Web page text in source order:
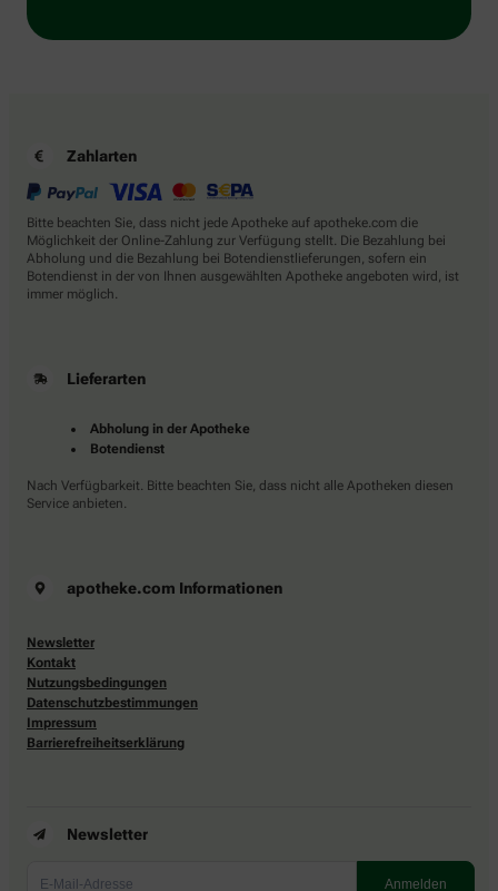
Zahlarten
Bitte beachten Sie, dass nicht jede Apotheke auf apotheke.com die
Möglichkeit der Online-Zahlung zur Verfügung stellt. Die Bezahlung bei
Abholung und die Bezahlung bei Botendienstlieferungen, sofern ein
Botendienst in der von Ihnen ausgewählten Apotheke angeboten wird, ist
immer möglich.
Lieferarten
Abholung in der Apotheke
Botendienst
Nach Verfügbarkeit. Bitte beachten Sie, dass nicht alle Apotheken diesen
Service anbieten.
apotheke.com Informationen
Newsletter
Kontakt
Nutzungsbedingungen
Datenschutzbestimmungen
Impressum
Barrierefreiheitserklärung
Newsletter